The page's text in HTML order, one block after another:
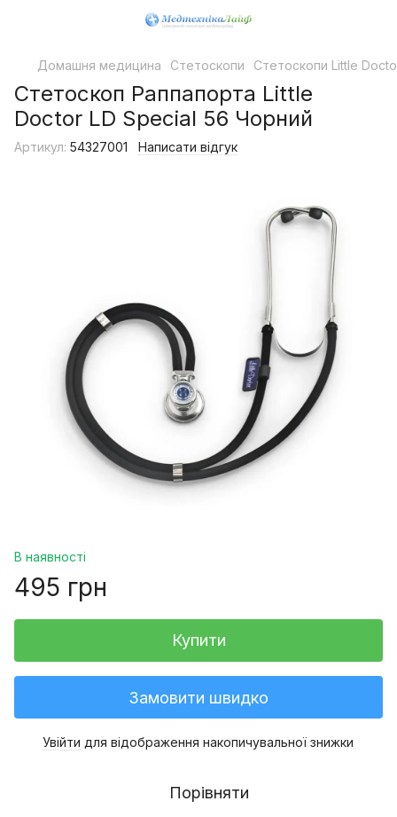
Домашня медицина Стетоскопи Стетоскопи Little
Стетоскоп Раппапорта Little
Doctor LD Special 56 Чорний
Артикул: 54327001 Написати відгук
В наявності
495 грн
Купити
Замовити швидко
Увійти для відображення накопичувальної знижки
Порівняти